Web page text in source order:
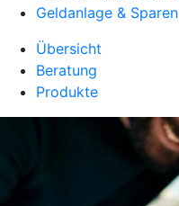
Geldanlage & Sparen
Übersicht
Beratung
Produkte